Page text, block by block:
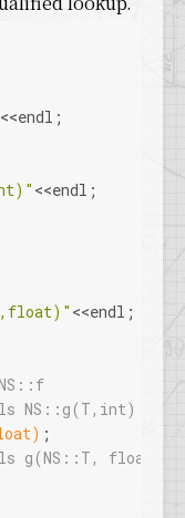
<<endl;
<<endl;
<<endl;
NS::g(T,int)
) ;
g(NS::T, float)